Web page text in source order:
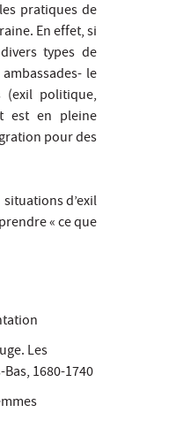
pratiques de
En effet, si
types de
le
politique,
est en pleine
pour des
d’exil
« ce que
Les
1680-1740